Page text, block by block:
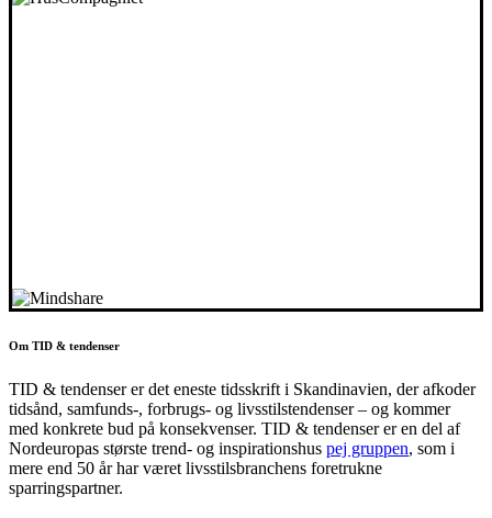
Om TID & tendenser
TID & tendenser er det eneste tidsskrift i Skandinavien, der afkoder
tidsånd, samfunds-, forbrugs- og livsstilstendenser – og kommer
med konkrete bud på konsekvenser. TID & tendenser er en del af
Nordeuropas største trend- og inspirationshus pej gruppen, som i
mere end 50 år har været livsstilsbranchens foretrukne
sparringspartner.